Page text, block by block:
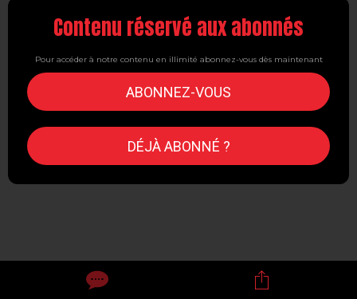
Contenu réservé aux abonnés
Pour accéder à notre contenu en illimité abonnez-vous dès maintenant
ABONNEZ-VOUS
DÉJÀ ABONNÉ ?